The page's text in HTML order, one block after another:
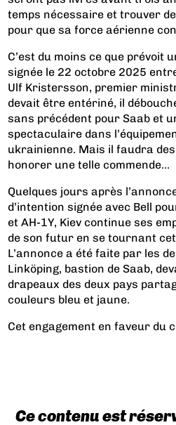
temps nécessaire et trouver
pour que sa force aérienne
C’est du moins ce que prévoit
signée le 22 octobre 2025
Ulf Kristersson, premier
devait être entériné, il
sans précédent pour Saab et
spectaculaire dans
ukrainienne. Mais il faudra
honorer une telle commende…
Quelques jours après
d’intention signée avec Bell
et AH-1Y, Kiev continue ses
de son futur en se tournant
L’annonce a été faite par les
Linköping, bastion de Saab,
drapeaux des deux pays
couleurs bleu et jaune.
Cet engagement en faveur du
Ce contenu est